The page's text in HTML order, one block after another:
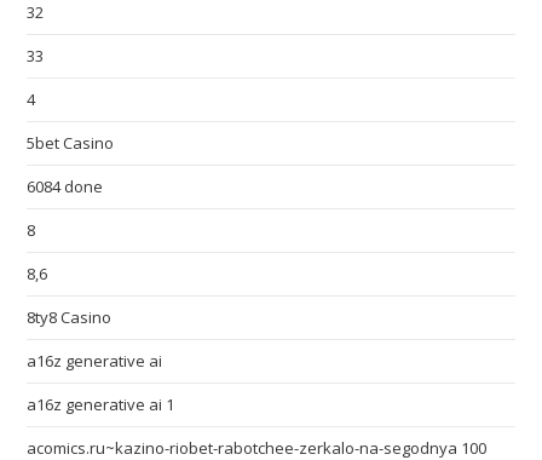
32
33
4
5bet Casino
6084 done
8
8,6
8ty8 Casino
a16z generative ai
a16z generative ai 1
acomics.ru~kazino-riobet-rabotchee-zerkalo-na-segodnya 100